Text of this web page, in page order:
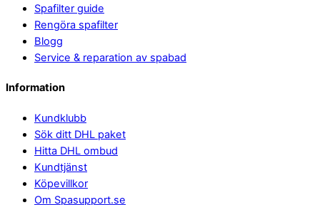
Spafilter guide
Rengöra spafilter
Blogg
Service & reparation av spabad
Information
Kundklubb
Sök ditt DHL paket
Hitta DHL ombud
Kundtjänst
Köpevillkor
Om Spasupport.se